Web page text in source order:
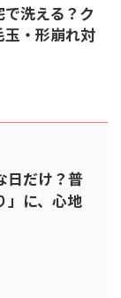
洗える？ク
玉・形崩れ対
日だけ？普
」に、心地